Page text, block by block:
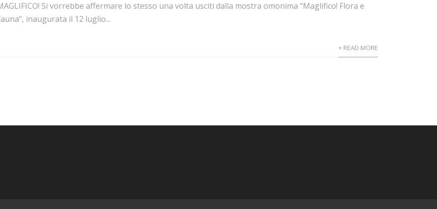
Si vorrebbe affermare lo stesso una volta usciti dalla mostra omonima “Maglifico! Flora e
inaugurata il 12 luglio...
+ READ MORE